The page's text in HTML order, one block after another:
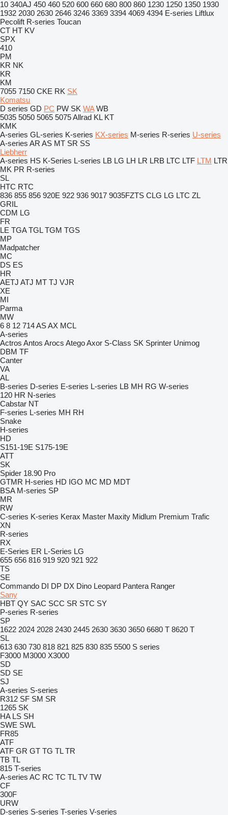
10 340AJ 450 460 520 600 660 680 800 860 1230 1250 1350 1930
1932 2030 2630 2646 3246 3369 3394 4069 4394 E-series Liftlux
Pecolift R-series Toucan
CT HT KV
SPX
410
PM
KR NK
KR
KM
7055 7150 CKE RK SK
Komatsu
D series GD PC PW SK WA WB
5035 5050 5065 5075Allrad KL KT
KMK
A-series GL-series K-series KX-series M-series R-series U-series
A-series AR AS MT SR SS
Liebherr
A-series HS K-Series L-series LB LG LH LR LRB LTC LTF LTM LTR
MK PR R-series
SL
HTC RTC
836 855 856 920E 922 936 9017 9035FZTS CLG LG LTC ZL
GRIL
CDM LG
FR
LE TGA TGL TGM TGS
MP
Madpatcher
MC
DS ES
HR
AETJ ATJ MT TJ VJR
XE
MI
Parma
MW
6 8 12 714ASAX MCL
A-series
Actros Antos Arocs AtegoAxor S-Class SK Sprinter Unimog
DBM TF
Canter
VA
AL
B-series D-series E-series L-series LB MH RG W-series
120 HR N-series
Cabstar NT
F-series L-series MH RH
Snake
H-series
HD
S151-19E S175-19E
ATT
SK
Spider 18.90 Pro
GTMR H-series HD IGO MC MD MDT
BSA M-series SP
MR
RW
C-series K-series Kerax Master Maxity Midlum Premium Trafic
XN
R-series
RX
E-Series ER L-Series LG
655 656 816 919 920 921 922
TS
SE
Commando DI DP DX Dino Leopard Pantera Ranger
Sany
HBT QY SAC SCC SR STC SY
P-series R-series
SP
1622 2024 2028 2430 2445 2630 3630 3650 6680 T 8620 T
SL
613 630 730 818 821 825 830 835 5500 S series
F3000 M3000 X3000
SD
SD SE
SJ
A-series S-series
R312 SF SM SR
1265 SK
HA LS SH
SWE SWL
FR85
ATF
ATF GR GT TG TL TR
TB TL
815 T-series
A-series AC RC TC TL TV TW
CF
300F
URW
D-series S-series T-series V-series